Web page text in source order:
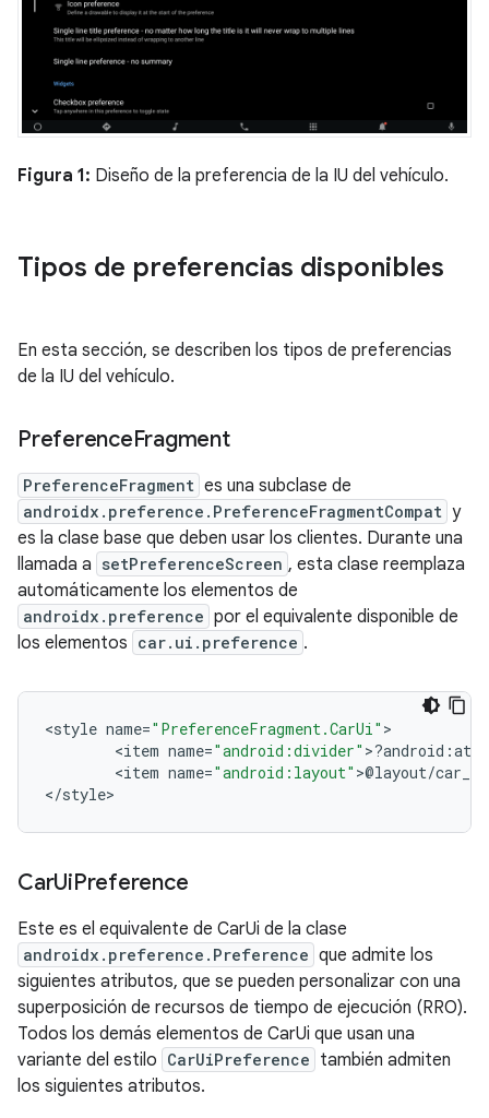
Figura 1: Diseño de la preferencia de la IU del vehículo.
Tipos de preferencias disponibles
En esta sección, se describen los tipos de preferencias
de la IU del vehículo.
PreferenceFragment
PreferenceFragment es una subclase de
androidx.preference.PreferenceFragmentCompat y
es la clase base que deben usar los clientes. Durante una
llamada a setPreferenceScreen , esta clase reemplaza
automáticamente los elementos de
androidx.preference por el equivalente disponible de
los elementos car.ui.preference .
<style name="PreferenceFragment.CarUi"
<item name="android:divider" >?android :attr
<item name="android:layout" >@layout/
</style>
CarUiPreference
Este es el equivalente de CarUi de la clase
androidx.preference.Preference que admite los
siguientes atributos, que se pueden personalizar con una
superposición de recursos de tiempo de ejecución (RRO).
Todos los demás elementos de CarUi que usan una
variante del estilo CarUiPreference también admiten
los siguientes atributos.